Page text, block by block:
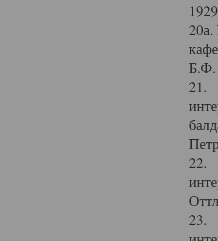
Б.Ф.
21.
22.
23.